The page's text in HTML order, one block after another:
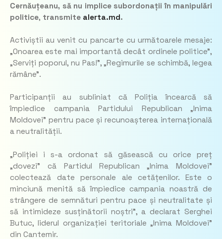
Cernăuțeanu, să nu implice subordonații în manipulări
politice, transmite alerta.md.
Activiștii au venit cu pancarte cu următoarele mesaje:
„Onoarea este mai importantă decât ordinele politice”,
„Serviți poporul, nu Pas!”, „Regimurile se schimbă, legea
rămâne”.
Participanții au subliniat că Poliția încearcă să
împiedice campania Partidului Republican „Inima
Moldovei” pentru pace și recunoașterea internațională
a neutralității.
„Poliției i s-a ordonat să găsească cu orice preț
„dovezi” că Partidul Republican „Inima Moldovei”
colectează date personale ale cetățenilor. Este o
minciună menită să împiedice campania noastră de
strângere de semnături pentru pace și neutralitate și
să intimideze susținătorii noștri”, a declarat Serghei
Butuc, liderul organizației teritoriale „Inima Moldovei”
din Cantemir.